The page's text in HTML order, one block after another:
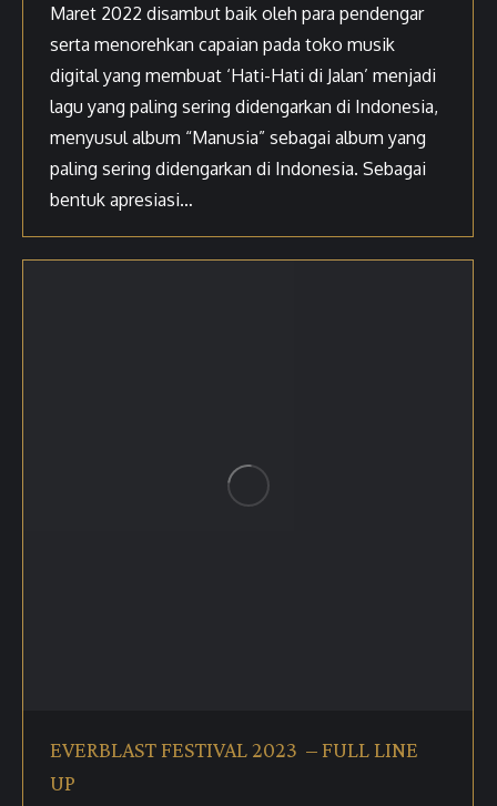
Maret 2022 disambut baik oleh para pendengar
serta menorehkan capaian pada toko musik
digital yang membuat ‘Hati-Hati di Jalan’ menjadi
lagu yang paling sering didengarkan di Indonesia,
menyusul album “Manusia” sebagai album yang
paling sering didengarkan di Indonesia. Sebagai
bentuk apresiasi…
EVERBLAST FESTIVAL 2023 – FULL LINE
UP